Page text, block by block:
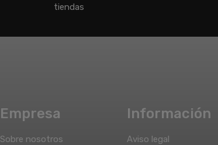
tiendas
Empresa
Sobre nosotros
Información
Aviso legal